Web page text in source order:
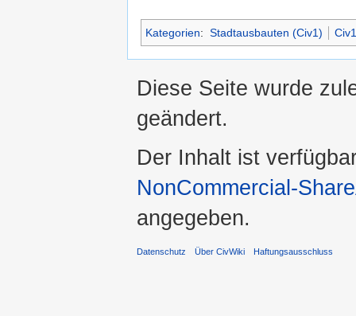
Kategorien: Stadtausbauten (Civ1) Civ1
Diese Seite wurde
geändert.
Der Inhalt ist
NonCommercial-
angegeben.
Datenschutz Über CivWiki Haftungsausschluss